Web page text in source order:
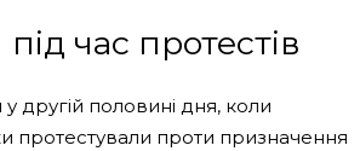
час протестів
у другій половині дня, коли
протестували проти призначення